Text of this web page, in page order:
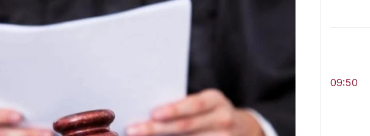
09:50